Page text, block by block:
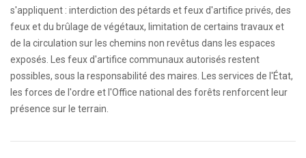
s'appliquent : interdiction des pétards et feux d'artifice privés, des
feux et du brûlage de végétaux, limitation de certains travaux et
de la circulation sur les chemins non revêtus dans les espaces
exposés. Les feux d'artifice communaux autorisés restent
possibles, sous la responsabilité des maires. Les services de l'État,
les forces de l'ordre et l'Office national des forêts renforcent leur
présence sur le terrain.